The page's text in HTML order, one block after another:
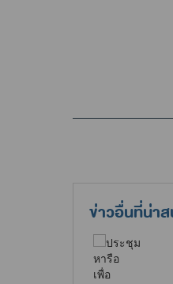
ข่าวอื่นที่น่าส